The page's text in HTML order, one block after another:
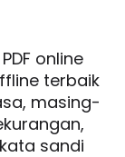
online
terbaik
masing-
sandi